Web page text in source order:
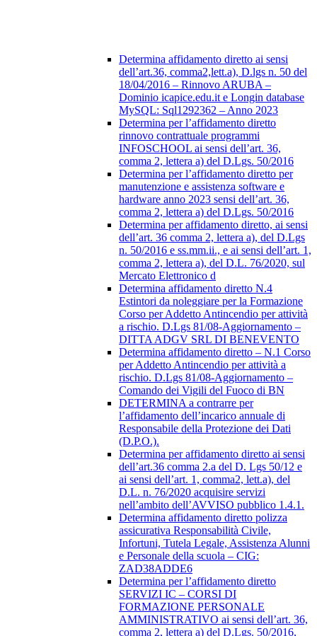
Determina affidamento diretto ai sensi
dell’art.36, comma2,lett.a), D.lgs n. 50 del
18/04/2016 – Rinnovo ARUBA –
Dominio icapice.edu.it e Longin database
MySQL: Sql1292362 – Anno 2023
Determina per l’affidamento diretto
rinnovo contrattuale programmi
INFOSCHOOL ai sensi dell’art. 36,
comma 2, lettera a) del D.Lgs. 50/2016
Determina per l’affidamento diretto per
manutenzione e assistenza software e
hardware anno 2023 sensi dell’art. 36,
comma 2, lettera a) del D.Lgs. 50/2016
Determina per affidamento diretto, ai sensi
dell’art. 36 comma 2, lettera a), del D.Lgs
n. 50/2016 e ss.mm.ii., e ai sensi dell’art. 1,
comma 2, lettera a), del D.L. 76/2020, sul
Mercato Elettronico d
Determina affidamento diretto N.4
Estintori da noleggiare per la Formazione
Corso per Addetto Antincendio per attività
a rischio. D.Lgs 81/08-Aggiornamento –
DITTA ADGV SRL DI BENEVENTO
Determina affidamento diretto – N.1 Corso
per Addetto Antincendio per attività a
rischio. D.Lgs 81/08-Aggiornamento –
Comando dei Vigili del Fuoco di BN
DETERMINA a contrarre per
l’affidamento dell’incarico annuale di
Responsabile della Protezione dei Dati
(D.P.O.).
Determina per affidamento diretto ai sensi
dell’art.36 comma 2.a del D. Lgs 50/12 e
ai sensi dell’art. 1, comma2, lett.a), del
D.L. n. 76/2020 acquisire servizi
nell’ambito dell’AVVISO pubblico 1.4.1.
Determina affidamento diretto polizza
assicurativa Responsabilità Civile,
Infortuni, Tutela Legale, Assistenza Alunni
e Personale della scuola – CIG:
ZAD38ADDE6
Determina per l’affidamento diretto
SERVIZI IC – CORSI DI
FORMAZIONE PERSONALE
AMMINISTRATIVO ai sensi dell’art. 36,
comma 2, lettera a) del D.Lgs. 50/2016,